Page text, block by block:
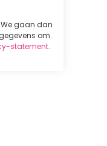
gaan dan
om.
statement.